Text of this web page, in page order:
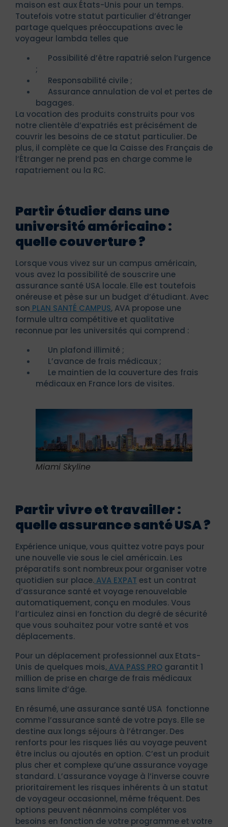
maison est aux États-Unis pour un temps.
Toutefois votre statut particulier d’étranger
partage quelques préoccupations avec le
voyageur lambda telles que
Possibilité d’être rapatrié selon l’urgence
;
Responsabilité civile ;
Assurance annulation de vol et pertes de
bagages.
La vocation des produits construits pour vos
notre clientèle d’expatriés est précisément de
couvrir les besoins de ce statut particulier. De
plus, il complète ce que la Caisse des Français de
l’Étranger ne prend pas en charge comme le
rapatriement ou la RC.
Partir étudier dans une
université américaine :
quelle couverture ?
Lorsque vous vivez sur un campus américain,
vous avez la possibilité de souscrire une
assurance santé USA locale. Elle est toutefois
onéreuse et pèse sur un budget d’étudiant. Avec
son PLAN SANTÉ CAMPUS, AVA propose une
formule ultra compétitive et qualitative
reconnue par les universités qui comprend :
Un plafond illimité ;
L’avance de frais médicaux ;
Le maintien de la couverture des frais
médicaux en France lors de visites.
Miami Skyline
Partir vivre et travailler :
quelle assurance santé USA ?
Expérience unique, vous quittez votre pays pour
une nouvelle vie sous le ciel américain. Les
préparatifs sont nombreux pour organiser votre
quotidien sur place. AVA EXPAT est un contrat
d’assurance santé et voyage renouvelable
automatiquement, conçu en modules. Vous
l’articulez ainsi en fonction du degré de sécurité
que vous souhaitez pour votre santé et vos
déplacements.
Pour un déplacement professionnel aux Etats-
Unis de quelques mois, AVA PASS PRO garantit 1
million de prise en charge de frais médicaux
sans limite d’âge.
En résumé, une assurance santé USA fonctionne
comme l’assurance santé de votre pays. Elle se
destine aux longs séjours à l’étranger. Des
renforts pour les risques liés au voyage peuvent
être inclus ou ajoutés en option. C’est un produit
plus cher et complexe qu’une assurance voyage
standard. L’assurance voyage à l’inverse couvre
prioritairement les risques inhérents à un statut
de voyageur occasionnel, même fréquent. Des
options peuvent néanmoins compléter vos
besoins en fonction de votre programme et votre